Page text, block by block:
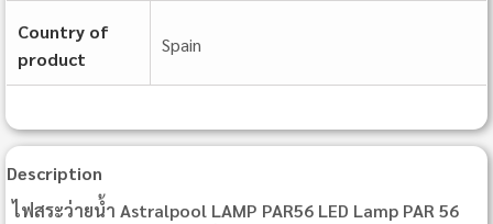
Country of
product
Spain
Description
ไฟสระว่ายน้ำ Astralpool LAMP PAR56 LED Lamp PAR 56